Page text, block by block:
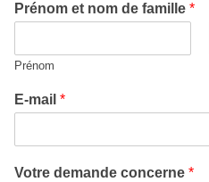
Prénom et nom de famille *
Prénom
E-mail *
Votre demande concerne *